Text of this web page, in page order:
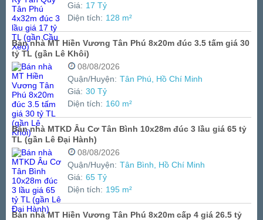
Giá: 17 Tỷ
Diện tích: 128 m²
Bán nhà MT Hiền Vương Tân Phú 8x20m đúc 3.5 tấm giá 30
tỷ TL (gần Lê Khôi)
08/08/2026
Quận/Huyện: Tân Phú, Hồ Chí Minh
Giá: 30 Tỷ
Diện tích: 160 m²
Bán nhà MTKD Âu Cơ Tân Bình 10x28m đúc 3 lầu giá 65 tỷ
TL (gần Lê Đại Hành)
08/08/2026
Quận/Huyện: Tân Bình, Hồ Chí Minh
Giá: 65 Tỷ
Diện tích: 195 m²
Bán nhà MT Hiền Vương Tân Phú 8x20m cấp 4 giá 26.5 tỷ